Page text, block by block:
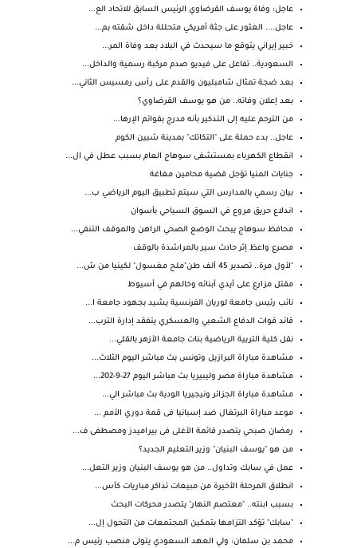
عاجل: وفاة يوسف القرضاوي الرئيس السابق للاتحاد الع...
عاجل.... العثور على جثة أمريكي متحللة داخل شقته بم...
خبير إيراني يتوقع ما سيحدث في البلاد بعد وفاة المر...
السعودية.. تفاعل على فيديو صدم مركبة رسمية والداخل...
بعد ضجة تمثال شامبليون والقدم على رأس رمسيس الثاني...
بعد إعلان وفاته.. من هو يوسف القرضاوي؟
من الترحم عليه إلى التذكير بأنه مدرج بقوائم الإرها...
عاجل.. بدء حملة على "التكاتك" بمدينة شبين الكوم
انقطاع الكهرباء بمستشفى سوهاج العام بسبب عطل في ال...
جنايات المنيا تؤجل قضية محامين مغاغة
بيان رسمي بالمدارس التي سيتم تطبيق اليوم الرياضي ب...
اندلاع حريق مروع في السوق السياحي بأسوان
محافظ سوهاج يبحث الوضع الصحي الراهن والموقف التنفي...
مصرع واعظ إثر حادث سير بالمراشدة بالوقف
"لأول مرة.. تصدير 45 ألف طن"ملح مغسول" لكينيا من ش...
مقتل مزارع على أيدي أبنائه وخالهم في أسيوط
نائب رئيس جامعة لوريان الفرنسية يشيد بجهود جامعة ا...
قائد قوات الدفاع الشعبي والعسكري يتفقد إدارة الترب...
نقل كلية التربية الرياضية بنات جامعة الأزهر بالقلي...
مشاهدة مباراة البرازيل وتونس بث مباشر اليوم الثلاث...
مشاهدة مباراة مصر وليبيريا بث مباشر اليوم 27-9-202...
مشاهدة مباراة الجزائر ونيجيريا الودية بث مباشر الي...
موعد مباراة البرتغال ضد إسبانيا فى قمة دوري الأمم ...
رمضان صبحي يتصدر قائمة الأغلى فى بيراميدز ومصطفى ف...
من هو "يوسف البنيان" وزير التعليم الجديد؟
عمل في سابك وتداول.. من هو يوسف البنيان وزير التعل...
انطلاق المرحلة الأخيرة من مبيعات تذاكر مباريات كأس...
بسبب ابنته.. "معتصم النهار" يتصدر محركات البحث
"سابك" تؤكد التزامها بتمكين المجتمعات من التحول إل...
محمد بن سلمان: ولي العهد السعودي يتولى منصب رئيس م...